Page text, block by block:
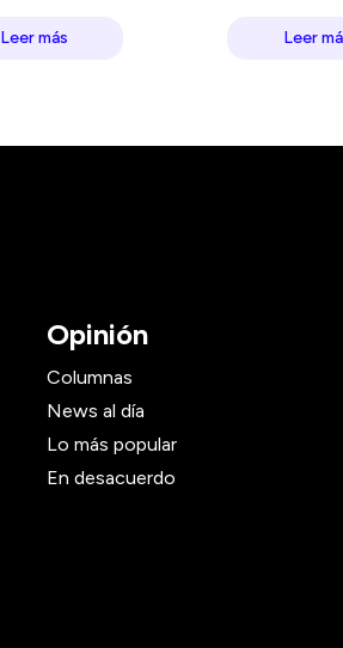
Leer más Leer
Opinión
Columnas
News al día
Lo más popular
En desacuerdo